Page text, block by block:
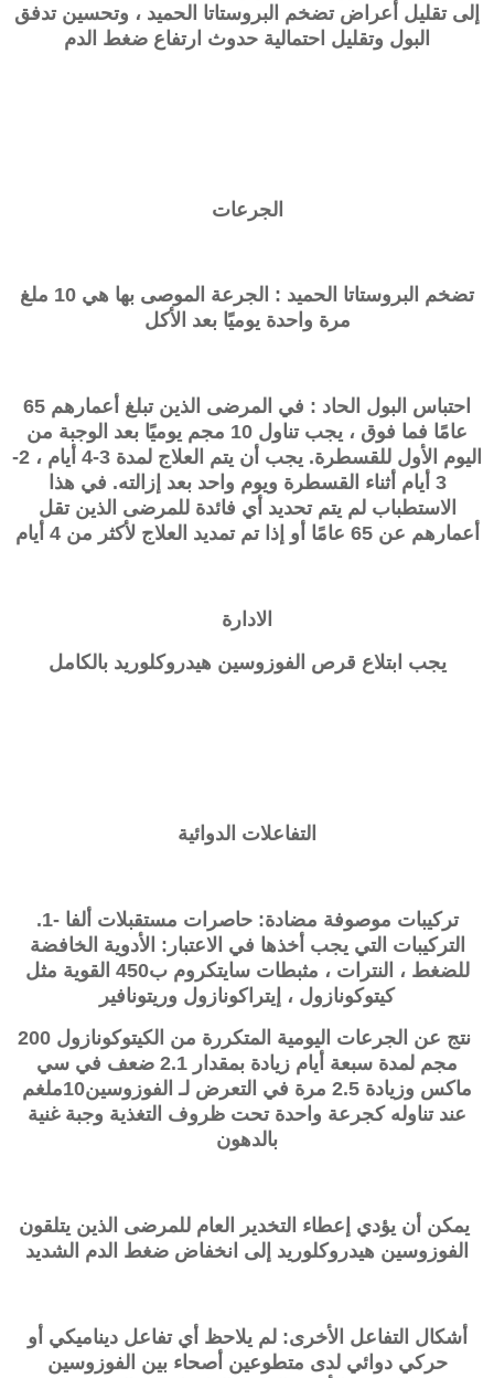
إلى تقليل أعراض تضخم البروستاتا الحميد ، وتحسين تدفق
البول وتقليل احتمالية حدوث ارتفاع ضغط الدم
الجرعات
تضخم البروستاتا الحميد : الجرعة الموصى بها هي 10 ملغ
مرة واحدة يوميًا بعد الأكل
احتباس البول الحاد : في المرضى الذين تبلغ أعمارهم 65
عامًا فما فوق ، يجب تناول 10 مجم يوميًا بعد الوجبة من
اليوم الأول للقسطرة. يجب أن يتم العلاج لمدة 3-4 أيام ، 2-
3 أيام أثناء القسطرة ويوم واحد بعد إزالته. في هذا
الاستطباب لم يتم تحديد أي فائدة للمرضى الذين تقل
أعمارهم عن 65 عامًا أو إذا تم تمديد العلاج لأكثر من 4 أيام
الادارة
يجب ابتلاع قرص الفوزوسين هيدروكلوريد بالكامل
التفاعلات الدوائية
تركيبات موصوفة مضادة: حاصرات مستقبلات ألفا -1.
التركيبات التي يجب أخذها في الاعتبار: الأدوية الخافضة
للضغط ، النترات ، مثبطات سايتكروم ب450 القوية مثل
كيتوكونازول ، إيتراكونازول وريتونافير
نتج عن الجرعات اليومية المتكررة من الكيتوكونازول 200
مجم لمدة سبعة أيام زيادة بمقدار 2.1 ضعف في سي
ماكس وزيادة 2.5 مرة في التعرض لـ
الفوزوسين
10ملغم
عند تناوله كجرعة واحدة تحت ظروف التغذية وجبة غنية
بالدهون
يمكن أن يؤدي إعطاء التخدير العام للمرضى الذين يتلقون
الفوزوسين هيدروكلوريد إلى انخفاض ضغط الدم الشديد
أشكال التفاعل الأخرى: لم يلاحظ أي تفاعل ديناميكي أو
حركي دوائي لدى متطوعين أصحاء بين الفوزوسين